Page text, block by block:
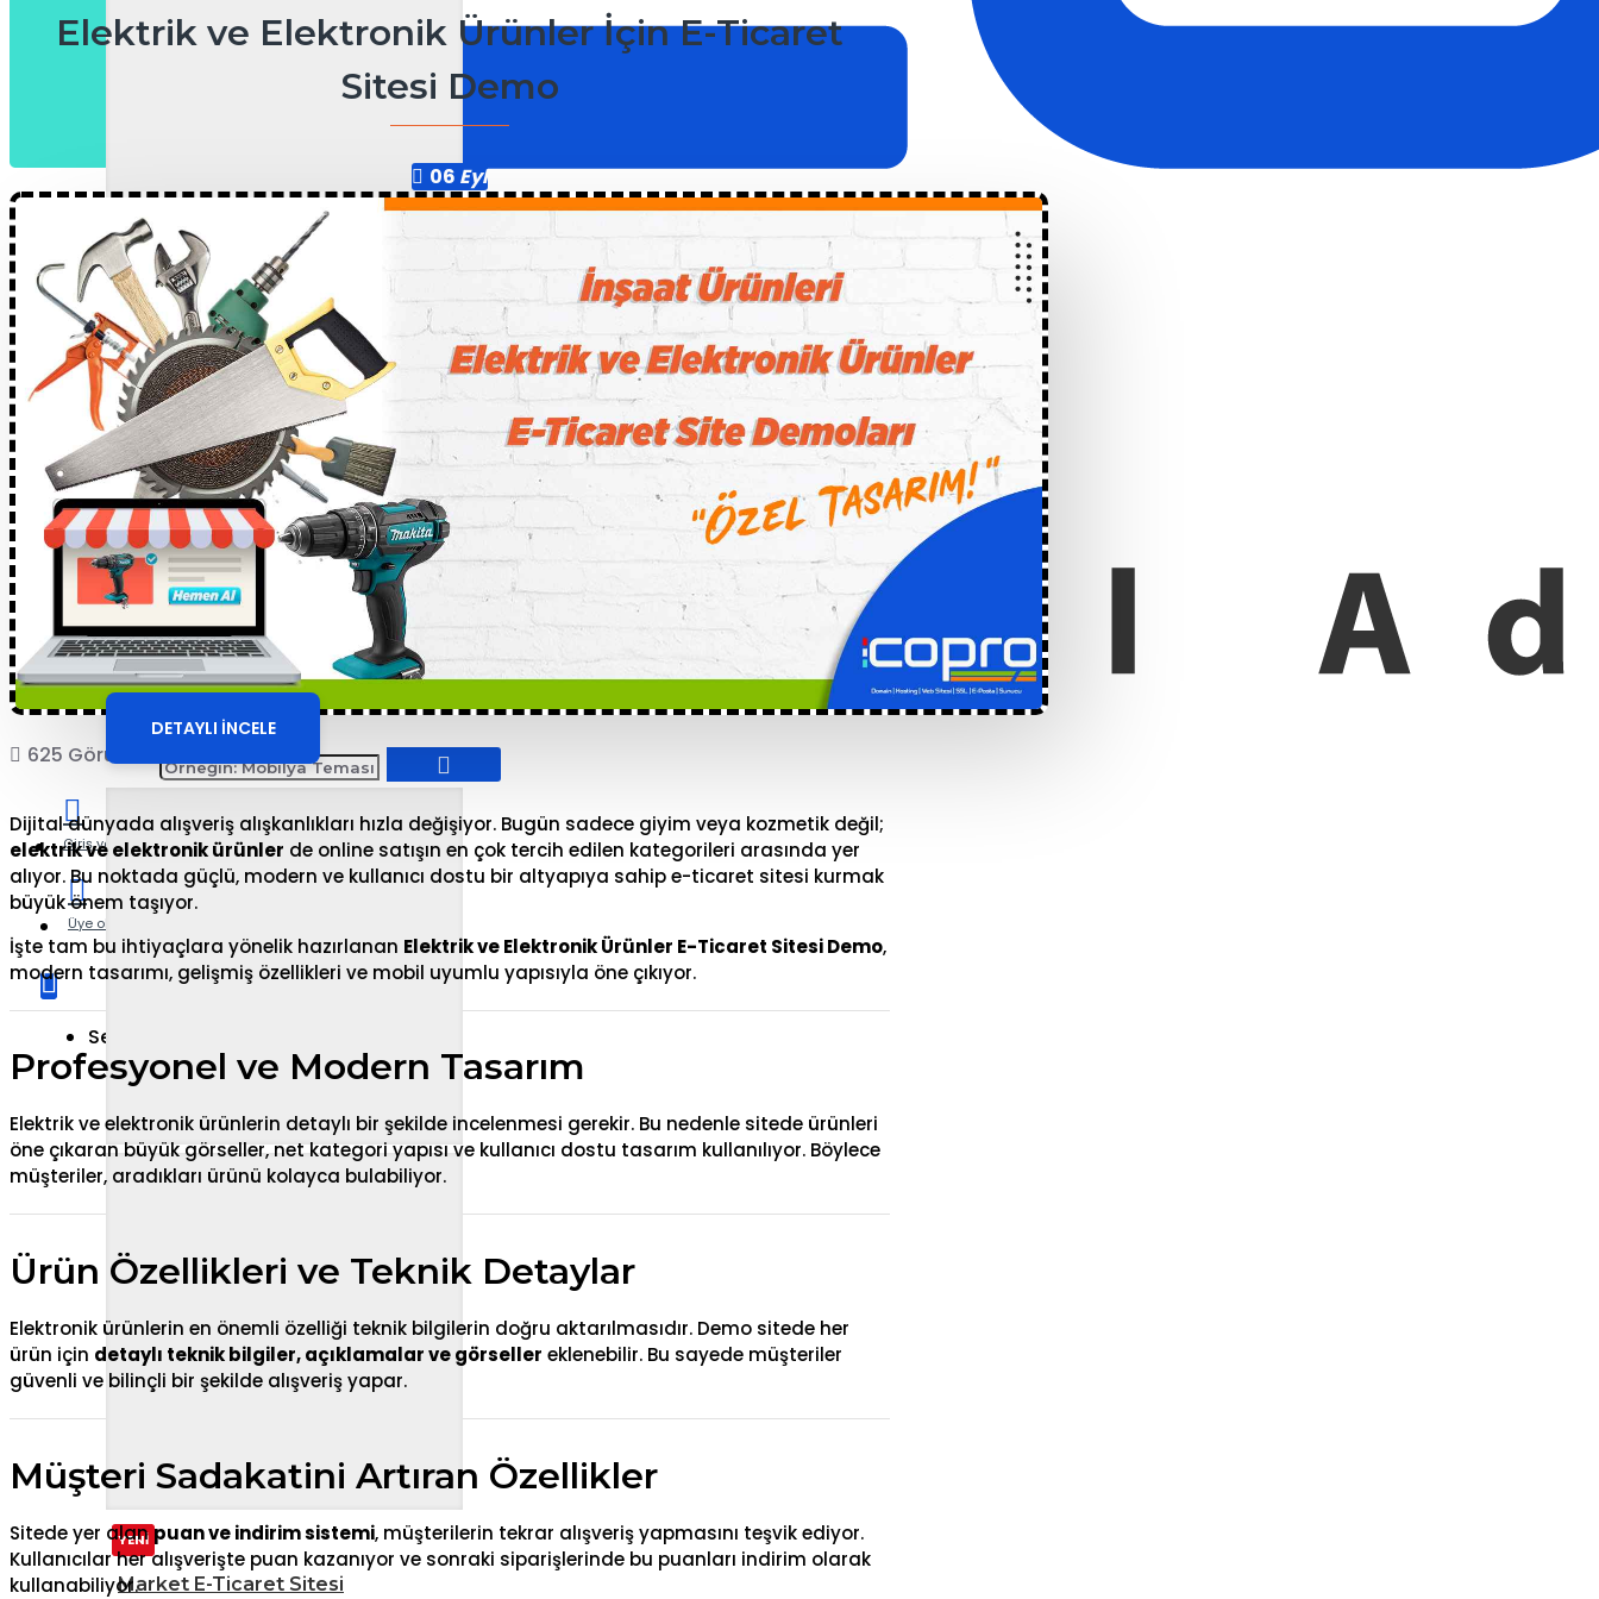
Giriş yap
Üye ol
Sepetinize henüz ekleme yapmadınız!
Ticaret Sitesi
DETAYLI İNCELE
YENİ
Market E-Ticaret Sitesi
Elektrik ve Elektronik Ürünler İçin E-Ticaret
Sitesi Demo
06 Eyl
625 Görüntülenme
Dijital dünyada alışveriş alışkanlıkları hızla değişiyor. Bugün sadece giyim veya kozmetik değil;
elektrik ve elektronik ürünler de online satışın en çok tercih edilen kategorileri arasında yer
alıyor. Bu noktada güçlü, modern ve kullanıcı dostu bir altyapıya sahip e-ticaret sitesi kurmak
büyük önem taşıyor.
İşte tam bu ihtiyaçlara yönelik hazırlanan Elektrik ve Elektronik Ürünler E-Ticaret Sitesi Demo,
modern tasarımı, gelişmiş özellikleri ve mobil uyumlu yapısıyla öne çıkıyor.
Profesyonel ve Modern Tasarım
Elektrik ve elektronik ürünlerin detaylı bir şekilde incelenmesi gerekir. Bu nedenle sitede ürünleri
öne çıkaran büyük görseller, net kategori yapısı ve kullanıcı dostu tasarım kullanılıyor. Böylece
müşteriler, aradıkları ürünü kolayca bulabiliyor.
Ürün Özellikleri ve Teknik Detaylar
Elektronik ürünlerin en önemli özelliği teknik bilgilerin doğru aktarılmasıdır. Demo sitede her
ürün için detaylı teknik bilgiler, açıklamalar ve görseller eklenebilir. Bu sayede müşteriler
güvenli ve bilinçli bir şekilde alışveriş yapar.
Müşteri Sadakatini Artıran Özellikler
Sitede yer alanpuan ve indirim sistemi, müşterilerin tekrar alışveriş yapmasını teşvik ediyor.
Kullanıcılar her alışverişte puan kazanıyor ve sonraki siparişlerinde bu puanları indirim olarak
kullanabiliyor.